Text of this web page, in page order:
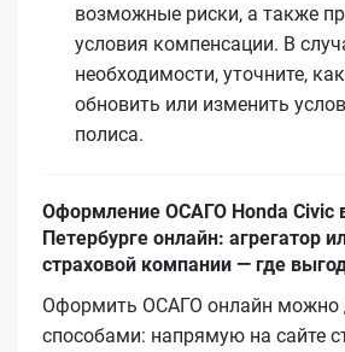
возможные риски, а также
условия компенсации. В
необходимости, уточните,
обновить или изменить
полиса.
Оформление ОСАГО Honda Civic
Петербурге онлайн: агрегатор
страховой компании — где
Оформить ОСАГО онлайн можно
способами: напрямую на сайте